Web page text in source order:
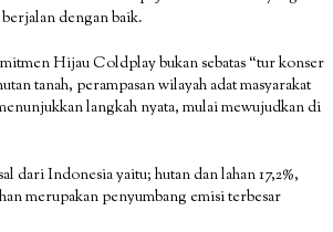
dengan baik.
Hijau Coldplay bukan sebatas “tur konser
tanah, perampasan wilayah adat masyarakat
langkah nyata, mulai mewujudkan di
dari Indonesia yaitu; hutan dan lahan 17,2%,
merupakan penyumbang emisi terbesar